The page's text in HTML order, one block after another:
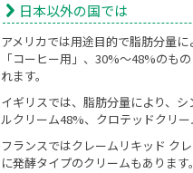
日本以外の国では
アメリカでは用途目的で脂肪分量
「コーヒー用」、30%～48%のも
れます。
イギリスでは、脂肪分量により、
ルクリーム48%、クロテッドクリ
フランスではクレームリキッド ク
に発酵タイプのクリームもあります